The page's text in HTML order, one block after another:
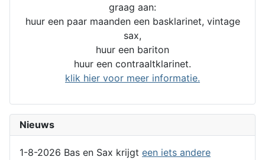
graag aan:
huur een paar maanden een basklarinet, vintage
sax,
huur een bariton
huur een contraaltklarinet.
klik hier voor meer informatie.
Nieuws
1-8-2026 Bas en Sax krijgt een iets andere